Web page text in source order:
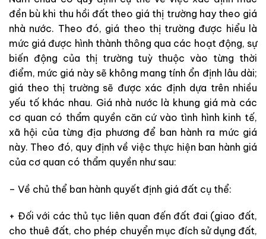
đền bù khi thu hồi đất theo giá thị trường hay theo giá
nhà nước. Theo đó, giá theo thị trường được hiểu là
mức giá được hình thành thông qua các hoạt động, sự
biến động của thị trường tuỳ thuộc vào từng thời
điểm, mức giá này sẽ không mang tính ổn định lâu dài;
giá theo thị trường sẽ được xác định dựa trên nhiều
yếu tố khác nhau. Giá nhà nước là khung giá mà các
cơ quan có thẩm quyền căn cứ vào tình hình kinh tế,
xã hội của từng địa phương để ban hành ra mức giá
này. Theo đó, quy định về việc thực hiện ban hành giá
của cơ quan có thẩm quyền như sau:
– Về chủ thể ban hành quyết định giá đất cụ thể:
+ Đối với các thủ tục liên quan đến đất đai (giao đất,
cho thuê đất, cho phép chuyển mục đích sử dụng đất,